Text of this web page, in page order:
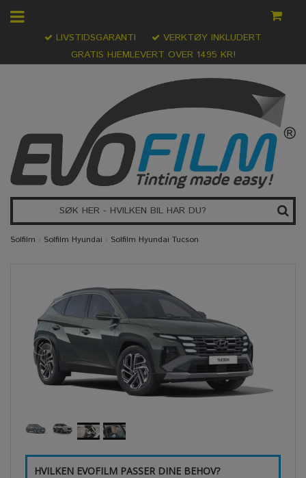
GRATIS HJEMLEVERT OVER 1495 KR!
LIVSTIDSGARANTI VERKTØY INKLUDERT
Solfilm › Solfilm Hyundai › Solfilm Hyundai Tucson
HVILKEN EVOFILM PASSER DINE BEHOV?